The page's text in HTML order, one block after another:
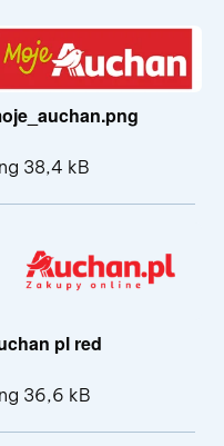
pliku retail polska
38,4 kB
pliku
pl red
36,6 kB